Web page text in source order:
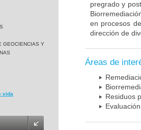
GEOCIENCIAS Y
vida
pregrado y
en procesos
dirección de
Áreas de
Residuos